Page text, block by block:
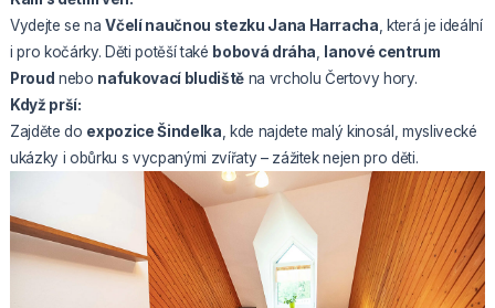
Vydejte se naVčelí naučnou stezku Jana Harracha , která je ideální
i pro kočárky. Děti potěší také bobová dráha
lanové centrum
Proud nebo nafukovací bludištěna vrcholu Čertovy hory.
Když prší:
Zajděte do expozice Šindelka , kde najdete malý kinosál, myslivecké
ukázky i obůrku s vycpanými zvířaty – zážitek nejen pro děti.